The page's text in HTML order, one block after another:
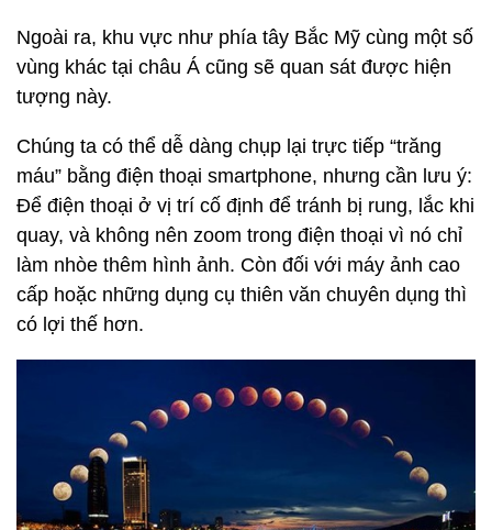
Ngoài ra, khu vực như phía tây Bắc Mỹ cùng một số
vùng khác tại châu Á cũng sẽ quan sát được hiện
tượng này.
Chúng ta có thể dễ dàng chụp lại trực tiếp “trăng
máu” bằng điện thoại smartphone, nhưng cần lưu ý:
Để điện thoại ở vị trí cố định để tránh bị rung, lắc khi
quay, và không nên zoom trong điện thoại vì nó chỉ
làm nhòe thêm hình ảnh. Còn đối với máy ảnh cao
cấp hoặc những dụng cụ thiên văn chuyên dụng thì
có lợi thế hơn.